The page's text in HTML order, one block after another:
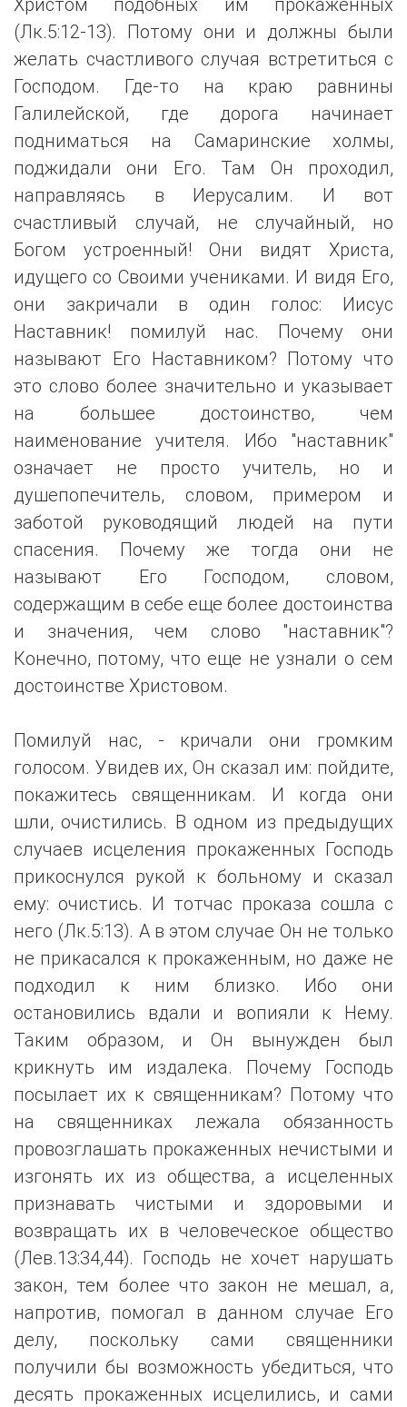
(Лк.5:12-13). Потому они и должны были
желать счастливого случая встретиться с
Господом. Где-то на краю равнины
Галилейской, где дорога начинает
подниматься на Самаринские холмы,
поджидали они Его. Там Он проходил,
направляясь в Иерусалим. И вот
счастливый случай, не случайный, но
Богом устроенный! Они видят Христа,
идущего со Своими учениками. И видя Его,
они закричали в один голос: Иисус
Наставник! помилуй нас. Почему они
называют Его Наставником? Потому что
это слово более значительно и указывает
на большее достоинство, чем
наименование учителя. Ибо "наставник"
означает не просто учитель, но и
душепопечитель, словом, примером и
заботой руководящий людей на пути
спасения. Почему же тогда они не
называют Его Господом, словом,
содержащим в себе еще более достоинства
и значения, чем слово "наставник"?
Конечно, потому, что еще не узнали о сем
достоинстве Христовом.
Помилуй нас, - кричали они громким
голосом. Увидев их, Он сказал им: пойдите,
покажитесь священникам. И когда они
шли, очистились. В одном из предыдущих
случаев исцеления прокаженных Господь
прикоснулся рукой к больному и сказал
ему: очистись. И тотчас проказа сошла с
него (Лк.5:13). А в этом случае Он не только
не прикасался к прокаженным, но даже не
подходил к ним близко. Ибо они
остановились вдали и вопияли к Нему.
Таким образом, и Он вынужден был
крикнуть им издалека. Почему Господь
посылает их к священникам? Потому что
на священниках лежала обязанность
провозглашать прокаженных нечистыми и
изгонять их из общества, а исцеленных
признавать чистыми и здоровыми и
возвращать их в человеческое общество
(Лев.13:34,44). Господь не хочет нарушать
закон, тем более что закон не мешал, а,
напротив, помогал в данном случае Его
делу, поскольку сами священники
получили бы возможность убедиться, что
десять прокаженных исцелились, и сами